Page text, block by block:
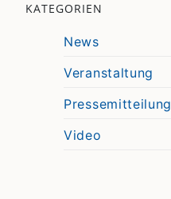
KATEGORIEN
News
Veranstaltung
Pressemitteilung
Video